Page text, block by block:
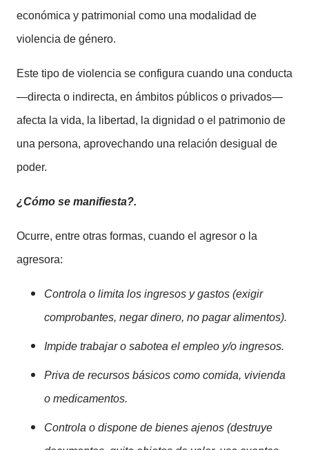
económica y patrimonial como una modalidad de
violencia de género.
Este tipo de violencia se configura cuando una conducta
—directa o indirecta, en ámbitos públicos o privados—
afecta la vida, la libertad, la dignidad o el patrimonio de
una persona, aprovechando una relación desigual de
poder.
¿Cómo se manifiesta?.
Ocurre, entre otras formas, cuando el agresor o la
agresora:
Controla o limita los ingresos y gastos (exigir
comprobantes, negar dinero, no pagar alimentos).
Impide trabajar o sabotea el empleo y/o ingresos.
Priva de recursos básicos como comida, vivienda
o medicamentos.
Controla o dispone de bienes ajenos (destruye